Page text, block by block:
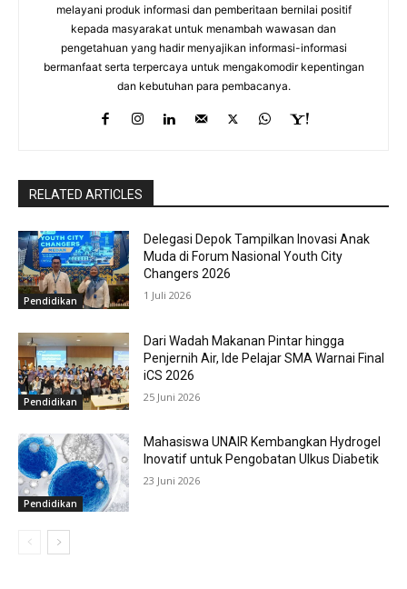
melayani produk informasi dan pemberitaan bernilai positif
kepada masyarakat untuk menambah wawasan dan
pengetahuan yang hadir menyajikan informasi-informasi
bermanfaat serta terpercaya untuk mengakomodir kepentingan
dan kebutuhan para pembacanya.
RELATED ARTICLES
Pendidikan
Delegasi Depok Tampilkan Inovasi Anak
Muda di Forum Nasional Youth City
Changers 2026
1 Juli 2026
Pendidikan
Dari Wadah Makanan Pintar hingga
Penjernih Air, Ide Pelajar SMA Warnai Final
iCS 2026
25 Juni 2026
Pendidikan
Mahasiswa UNAIR Kembangkan Hydrogel
Inovatif untuk Pengobatan Ulkus Diabetik
23 Juni 2026